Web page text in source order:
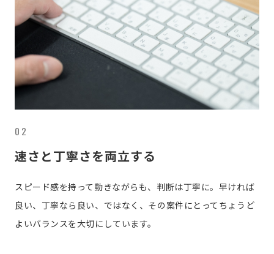
02
速さと丁寧さを両立する
スピード感を持って動きながらも、判断は丁寧に。早ければ
良い、丁寧なら良い、ではなく、その案件にとってちょうど
よいバランスを大切にしています。